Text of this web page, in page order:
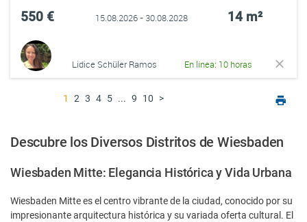
550 € 15.08.2026 - 30.08.2028 14 m²
Lidice Schüler Ramos En línea: 10 horas
1 2 3 4 5 ... 9 10 >
Descubre los Diversos Distritos de Wiesbaden
Wiesbaden Mitte: Elegancia Histórica y Vida Urbana
Wiesbaden Mitte es el centro vibrante de la ciudad, conocido por su
impresionante arquitectura histórica y su variada oferta cultural. El